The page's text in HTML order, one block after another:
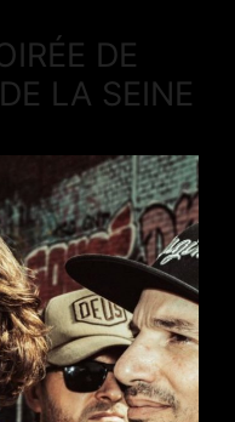
DE
LA SEINE